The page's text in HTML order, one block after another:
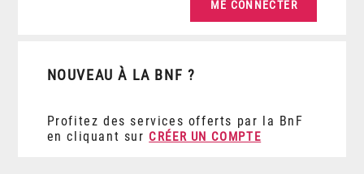
NOUVEAU À LA BNF ?
Profitez des services offerts par la BnF
en cliquant sur CRÉER UN COMPTE